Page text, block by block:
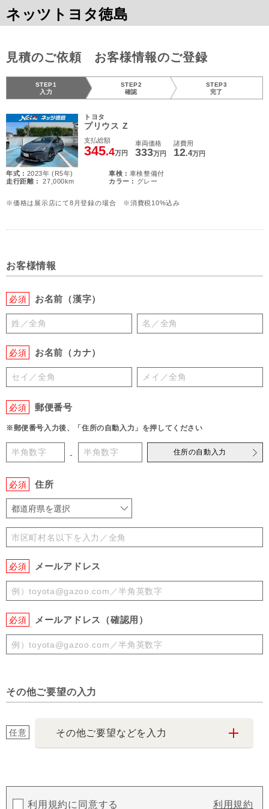
ネッツトヨタ徳島
見積のご依頼 お客様情報のご登録
STEP1
入力
STEP2
確認
STEP3
完了
トヨタ
プリウス Z
支払総額
345.4万円
車両価格
333万円
諸費用
12.4万円
年式 : 2023年 (R5年) 車検 : 車検整備付
走行距離 :
27,000km カラー : グレー
※価格は展示店にて8月登録の場合 ※消費税10%込み
お客様情報
必須 お名前（漢字）
必須 お名前（カナ）
必須 郵便番号
※郵便番号入力後、「住所の自動入力」を押してください
- 住所の自動入力
必須 住所
都道府県を選択
必須 メールアドレス
必須 メールアドレス（確認用）
その他ご要望の入力
任意 その他ご要望などを入力
利用規約に同意する 利用規約